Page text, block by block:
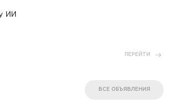
ИИ
ПЕРЕЙТИ
ВСЕ ОБЪЯВЛЕНИЯ